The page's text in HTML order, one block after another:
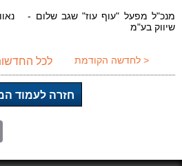
מנכ"ל מפעל "עוף עוז" שגב שלום -
שיווק בע"מ
< לחדשה הקודמת לכל
חזרה לעמוד